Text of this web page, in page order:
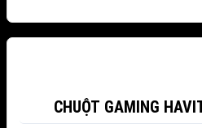
CHUỘT GAMING